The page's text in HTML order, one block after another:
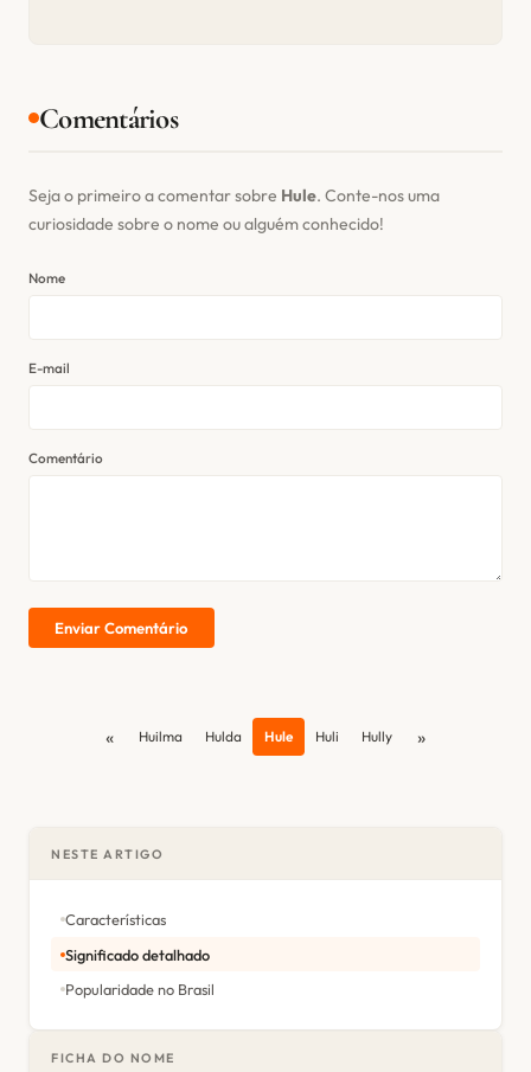
Comentários
Seja o primeiro a comentar sobre Hule. Conte-nos uma
curiosidade sobre o nome ou alguém conhecido!
Nome
E-mail
Comentário
Enviar Comentário
« Huilma Hulda Hule Huli Hully »
NESTE ARTIGO
Características
Significado detalhado
Popularidade no Brasil
FICHA DO NOME